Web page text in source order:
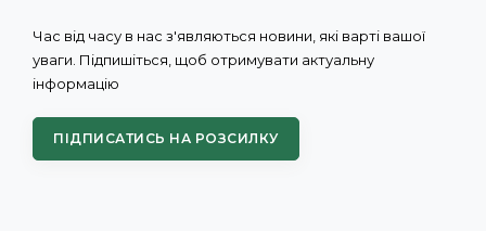
Час від часу в нас з'являються новини, які варті вашої
уваги. Підпишіться, щоб отримувати актуальну
інформацію
ПІДПИСАТИСЬ НА РОЗСИЛКУ